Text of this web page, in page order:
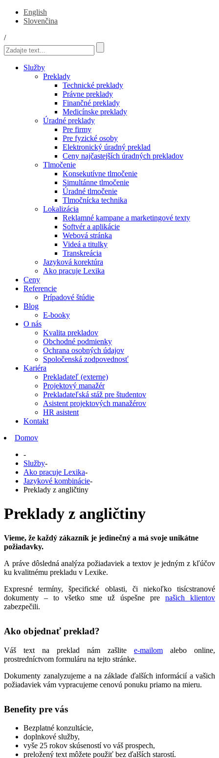
English
Slovenčina
/
Služby
Preklady
Technické preklady
Právne preklady
Finančné preklady
Medicínske preklady
Úradné preklady
Pre firmy
Pre fyzické osoby
Elektronický úradný preklad
Ceny najčastejších úradných prekladov
Tlmočenie
Konsekutívne tlmočenie
Simultánne tlmočenie
Úradné tlmočenie
Tlmočnícka technika
Lokalizácia
Reklamné kampane a marketingové texty
Softvér a aplikácie
Webová stránka
Videá a titulky
Transkreácia
Jazyková korektúra
Ako pracuje Lexika
Ceny
Referencie
Prípadové štúdie
Blog
E-booky
O nás
Kvalita prekladov
Obchodné podmienky
Ochrana osobných údajov
Spoločenská zodpovednosť
Kariéra
Prekladateľ (externe)
Projektový manažér
Prekladateľská stáž pre študentov
Asistent projektových manažérov
HR asistent
Kontakt
Domov
-
Služby-
Ako pracuje Lexika-
Jazykové kombinácie-
Preklady z angličtiny
Preklady z angličtiny
Vieme, že každý zákazník je jedinečný a má svoje unikátne
požiadavky.
A práve dôsledná analýza požiadaviek a textov je jedným z kľúčov
ku kvalitnému prekladu v Lexike.
Expresné termíny, špecifické oblasti, či niekoľko tisícstranové
dokumenty – to všetko sme už úspešne pre našich klientov
zabezpečili.
Ako objednať preklad?
Váš text na preklad nám zašlite e-mailom alebo online,
prostredníctvom formuláru na tejto stránke.
Dokumenty zanalyzujeme a na základe ďalších informácií a vašich
požiadaviek vám vypracujeme cenovú ponuku priamo na mieru.
Benefity pre vás
Bezplatné konzultácie,
doplnkové služby,
vyše 25 rokov skúseností vo váš prospech,
preložený text môžete použiť bez ďalších starostí.